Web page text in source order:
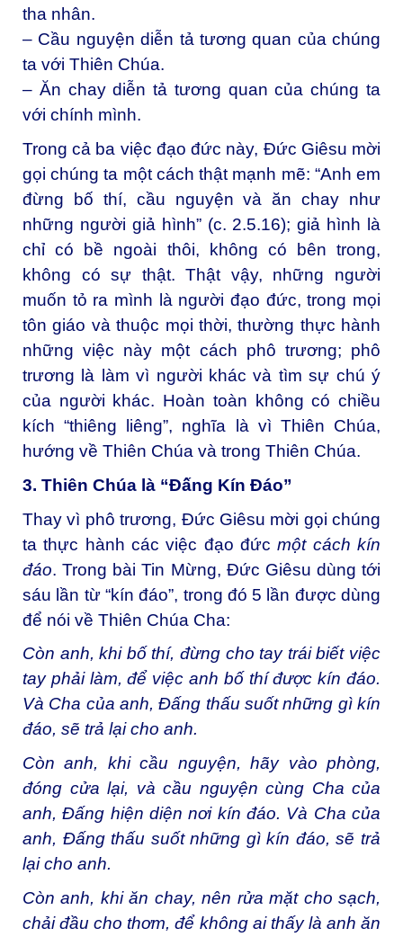
tha nhân.
– Cầu nguyện diễn tả tương quan của chúng
ta với Thiên Chúa.
– Ăn chay diễn tả tương quan của chúng ta
với chính mình.
Trong cả ba việc đạo đức này, Đức Giêsu mời
gọi chúng ta một cách thật mạnh mẽ: “Anh em
đừng bố thí, cầu nguyện và ăn chay như
những người giả hình” (c. 2.5.16); giả hình là
chỉ có bề ngoài thôi, không có bên trong,
không có sự thật. Thật vậy, những người
muốn tỏ ra mình là người đạo đức, trong mọi
tôn giáo và thuộc mọi thời, thường thực hành
những việc này một cách phô trương; phô
trương là làm vì người khác và tìm sự chú ý
của người khác. Hoàn toàn không có chiều
kích “thiêng liêng”, nghĩa là vì Thiên Chúa,
hướng về Thiên Chúa và trong Thiên Chúa.
3. Thiên Chúa là “Đấng Kín Đáo”
Thay vì phô trương, Đức Giêsu mời gọi chúng
ta thực hành các việc đạo đứcmột cách kín
đáo. Trong bài Tin Mừng, Đức Giêsu dùng tới
sáu lần từ “kín đáo”, trong đó 5 lần được dùng
để nói về Thiên Chúa Cha:
Còn anh, khi bố thí, đừng cho tay trái biết việc
tay phải làm, để việc anh bố thí được kín đáo.
Và Cha của anh, Đấng thấu suốt những gì kín
đáo, sẽ trả lại cho anh.
Còn anh, khi cầu nguyện, hãy vào phòng,
đóng cửa lại, và cầu nguyện cùng Cha của
anh, Đấng hiện diện nơi kín đáo. Và Cha của
anh, Đấng thấu suốt những gì kín đáo, sẽ trả
lại cho anh.
Còn anh, khi ăn chay, nên rửa mặt cho sạch,
chải đầu cho thơm, để không ai thấy là anh ăn